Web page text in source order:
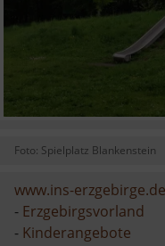
Foto: Spielplatz Blankenstein
www.ins-erzgebirge.de
- Erzgebirgsvorland
- Kinderangebote